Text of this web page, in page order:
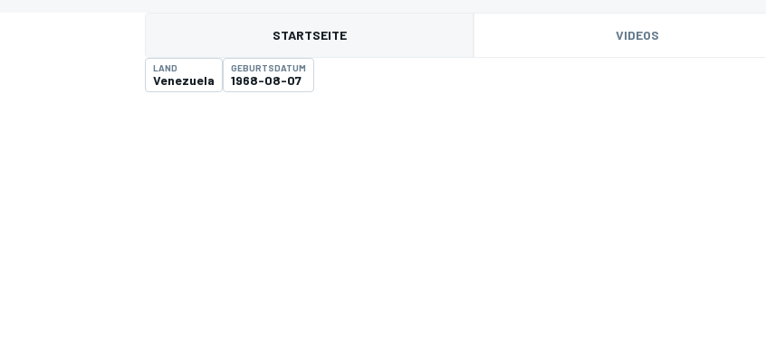
STARTSEITE VIDEOS
LAND
Venezuela
GEBURTSDATUM
1968-08-07